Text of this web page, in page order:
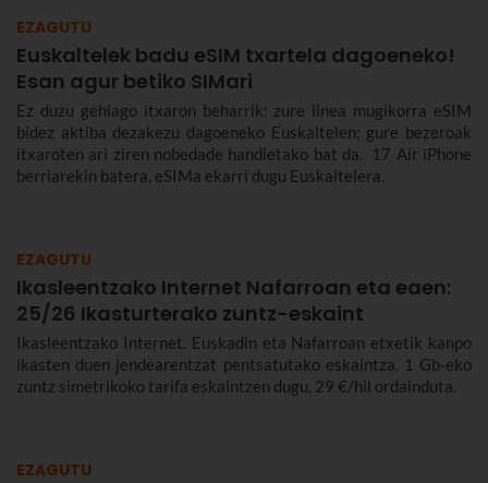
EZAGUTU
Euskaltelek badu eSIM txartela dagoeneko!
Esan agur betiko SIMari
Ez duzu gehiago itxaron beharrik: zure linea mugikorra eSIM
bidez aktiba dezakezu dagoeneko Euskaltelen; gure bezeroak
itxaroten ari ziren nobedade handietako bat da. 17 Air iPhone
berriarekin batera, eSIMa ekarri dugu Euskaltelera.
EZAGUTU
Ikasleentzako Internet Nafarroan eta eaen:
25/26 Ikasturterako zuntz-eskaint
Ikasleentzako Internet. Euskadin eta Nafarroan etxetik kanpo
ikasten duen jendearentzat pentsatutako eskaintza. 1 Gb-eko
zuntz simetrikoko tarifa eskaintzen dugu, 29 €/hil ordainduta.
EZAGUTU